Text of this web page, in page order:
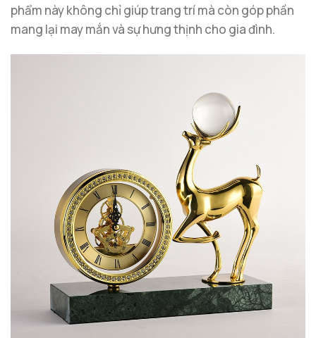
phẩm này không chỉ giúp trang trí mà còn góp phần
mang lại may mắn và sự hưng thịnh cho gia đình.